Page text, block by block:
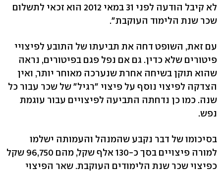
לא קיבל הודעה לפני 31 במאי 2012 הוא זכאי לתשלום
שכר שנת הלימוד העוקבת".
עם זאת, השופט דחה את תביעתו של התובע לפיצויי
פיטורים שלא כדין. גם אם נפל פגם בפיטורים, נראה
שהוא תוקן בשיחה אחרת שנערכה מאוחר יותר, ואין
הצדקה לפיצוי נוסף על פיצוי "רגיל" של שכר עבור כל
שנה. כמו כן נדחתה התביעה לפיצויים עבור עוגמת
נפש.
בסיכומו של דבר נקבע שהמנהל והעמותה ישלמו
למורה פיצויים בסך כ-130 אלף שקל, מהם 96,750 שקל
כפיצוי שכר שנת הלימודים העוקבת. שאר הפיצוי